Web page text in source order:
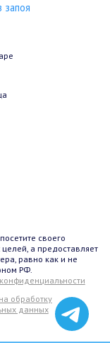
своего
а предоставляет
равно как и не
РФ.
обработку
данных